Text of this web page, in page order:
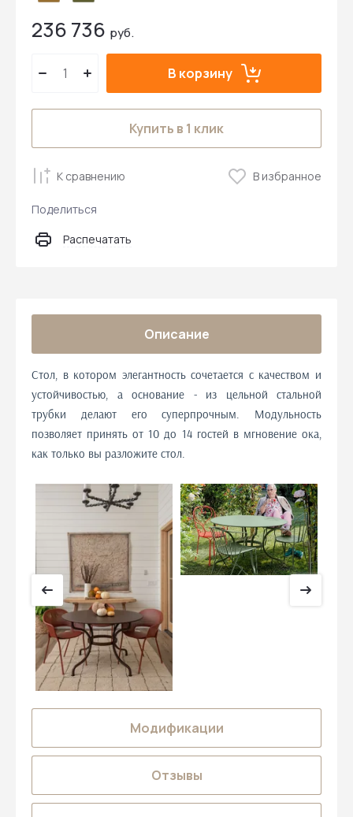
236 736 руб.
В корзину
Купить в 1 клик
К сравнению В избранное
Поделиться
Распечатать
Описание
Стол, в котором элегантность сочетается с качеством и
устойчивостью, а основание - из цельной стальной
трубки делают его суперпрочным. Модульность
позволяет принять от 10 до 14 гостей в мгновение ока,
как только вы разложите стол.
Модификации
Отзывы